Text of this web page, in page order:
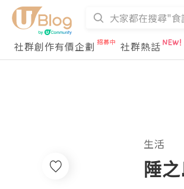
社群創作有價企劃
社群熱話
生活
陲